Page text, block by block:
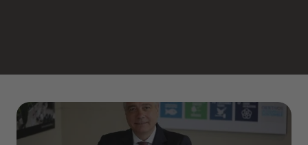
Interrelació
Insights
Actualitat